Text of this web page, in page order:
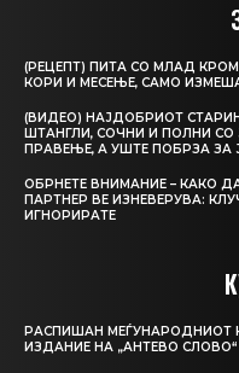
(РЕЦЕПТ) ПИТА СО МЛАД
КОРИ И МЕСЕЊЕ, САМО
(ВИДЕО) НАЈДОБРИОТ
ШТАНГЛИ, СОЧНИ И ПОЛНИ
ПРАВЕЊЕ, А УШТЕ ПОБРЗА ЗА
ОБРНЕТЕ ВНИМАНИЕ – КАКО
ПАРТНЕР ВЕ ИЗНЕВЕРУВА:
ИГНОРИРАТЕ
РАСПИШАН МЕЃУНАРОДНИОТ
ИЗДАНИЕ НА „АНТЕВО СЛОВО“